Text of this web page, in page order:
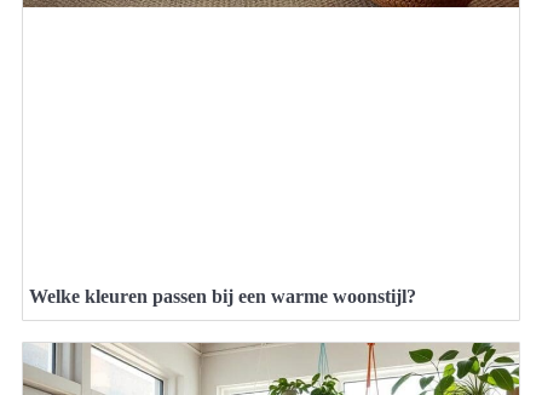
Welke kleuren passen bij een warme woonstijl?